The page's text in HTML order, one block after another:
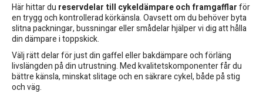
Här hittar du reservdelar till cykeldämpare och framgafflarför
en trygg och kontrollerad körkänsla. Oavsett om du behöver byta
slitna packningar, bussningar eller smådelar hjälper vi dig att hålla
din dämpare i toppskick.
Välj rätt delar för just din gaffel eller bakdämpare och förläng
livslängden på din utrustning. Med kvalitetskomponenter får du
bättre känsla, minskat slitage och en säkrare cykel, både på stig
och väg.